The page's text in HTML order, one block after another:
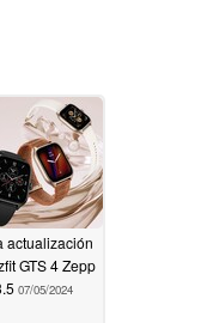
actualización
GTS 4 Zepp
07/05/2024